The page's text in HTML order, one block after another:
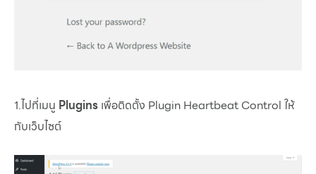
1.ไปที่เมนู Plugins เพื่อติดตั้ง Plugin Heartbeat Control ให้
กับเว็บไซต์